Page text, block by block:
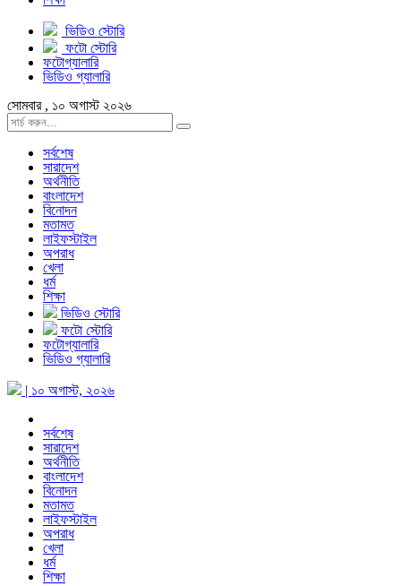
ভিডিও স্টোরি
ফটো স্টোরি
ফটোগ্যালারি
ভিডিও গ্যালারি
সোমবার , ১০ অগাস্ট ২০২৬
সর্বশেষ
সারাদেশ
অর্থনীতি
বাংলাদেশ
বিনোদন
মতামত
লাইফস্টাইল
অপরাধ
খেলা
ধর্ম
শিক্ষা
ভিডিও স্টোরি
ফটো স্টোরি
ফটোগ্যালারি
ভিডিও গ্যালারি
| ১০ অগাস্ট, ২০২৬
সর্বশেষ
সারাদেশ
অর্থনীতি
বাংলাদেশ
বিনোদন
মতামত
লাইফস্টাইল
অপরাধ
খেলা
ধর্ম
শিক্ষা